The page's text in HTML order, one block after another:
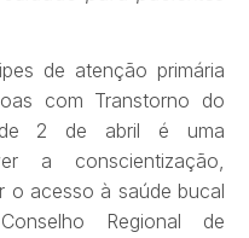
de atenção primária
com Transtorno do
de 2 de abril é uma
a conscientização,
o acesso à saúde bucal
Regional de